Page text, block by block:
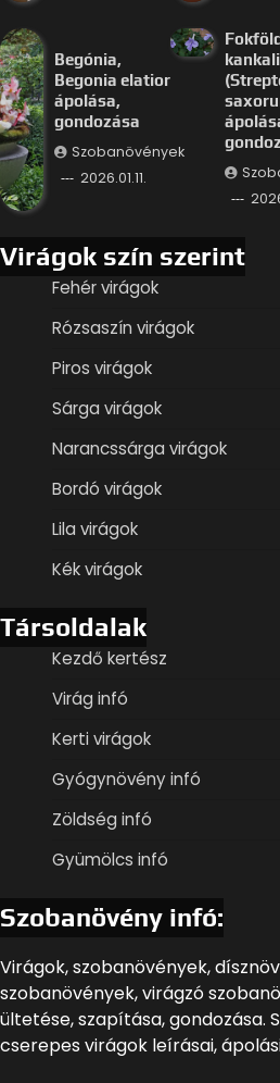
Begónia,
Begonia elatior
ápolása,
gondozása
Szobanövények
2026.01.11.
Virágok szín szerint
Fehér virágok
Rózsaszín virágok
Piros virágok
Sárga virágok
Narancssárga virágok
Bordó virágok
Lila virágok
Kék virágok
Társoldalak
Kezdő kertész
Virág infó
Kerti virágok
Gyógynövény infó
Zöldség infó
Gyümölcs infó
Szobanövény infó:
Virágok, szobanövények,
szobanövények, virágzó
ültetése, szapítása, gondozása.
cserepes virágok leírásai,